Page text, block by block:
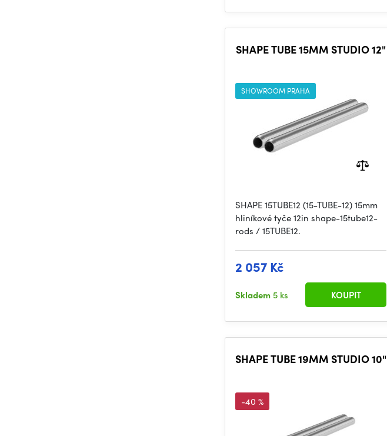
SHAPE TUBE 15MM STUDIO 12"
SHOWROOM PRAHA
SHAPE 15TUBE12 (15-TUBE-12) 15mm
hliníkové tyče 12in shape-15tube12-
rods / 15TUBE12.
2 057 Kč
Skladem 5 ks KOUPIT
SHAPE TUBE 19MM STUDIO 10"
-40 %